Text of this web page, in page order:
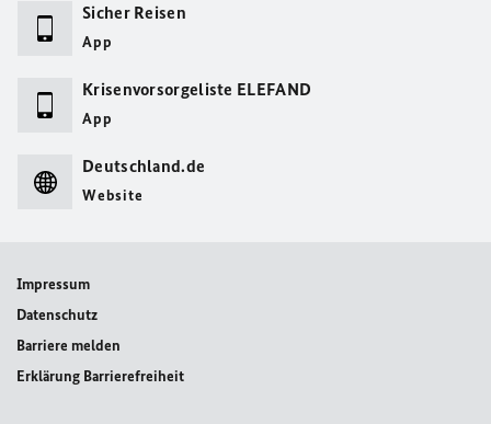
Sicher Reisen
App
Krisenvorsorgeliste ELEFAND
App
Deutschland.de
Website
Impressum
Datenschutz
Barriere melden
Erklärung Barrierefreiheit